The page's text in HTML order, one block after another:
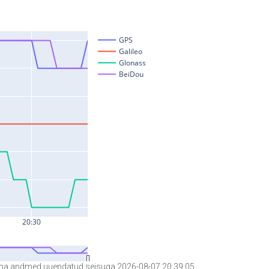
andmed uuendatud seisuga 2026-08-07 20:39:05